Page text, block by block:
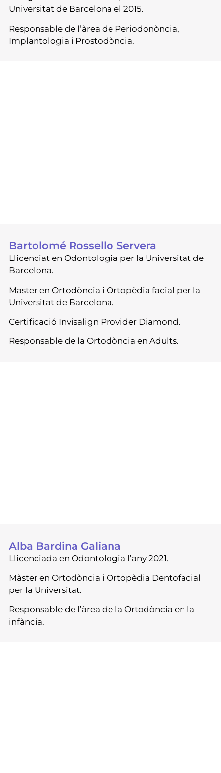
Universitat de Barcelona el 2015.
Responsable de l’àrea de Periodonòncia,
Implantologia i Prostodòncia.
Bartolomé Rossello Servera
Llicenciat en Odontologia per la Universitat de
Barcelona.
Master en Ortodòncia i Ortopèdia facial per la
Universitat de Barcelona.
Certificació Invisalign Provider Diamond.
Responsable de la Ortodòncia en Adults.
Alba Bardina Galiana
Llicenciada en Odontologia l’any 2021.
Màster en Ortodòncia i Ortopèdia Dentofacial
per la Universitat.
Responsable de l’àrea de la Ortodòncia en la
infància.